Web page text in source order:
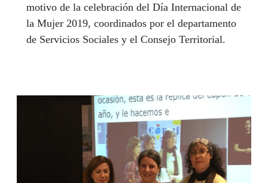
motivo de la celebración del Día Internacional de
la Mujer 2019, coordinados por el departamento
de Servicios Sociales y el Consejo Territorial.